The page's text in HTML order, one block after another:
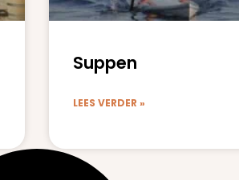
Suppen
LEES VERDER »